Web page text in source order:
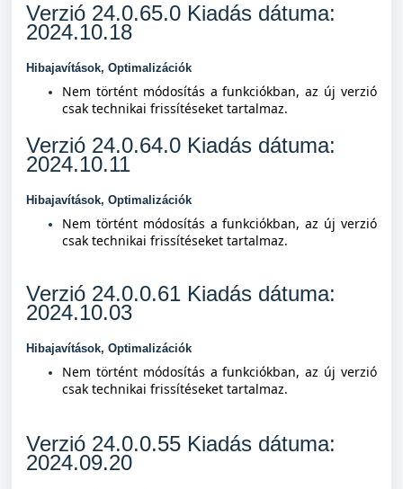
Verzió 24.0.65.0 Kiadás dátuma:
2024.10.18
Hibajavítások, Optimalizációk
Nem történt módosítás a funkciókban, az új verzió
csak technikai frissítéseket tartalmaz.
Verzió 24.0.64.0 Kiadás dátuma:
2024.10.11
Hibajavítások, Optimalizációk
Nem történt módosítás a funkciókban, az új verzió
csak technikai frissítéseket tartalmaz.
Verzió 24.0.0.61 Kiadás dátuma:
2024.10.03
Hibajavítások, Optimalizációk
Nem történt módosítás a funkciókban, az új verzió
csak technikai frissítéseket tartalmaz.
Verzió 24.0.0.55 Kiadás dátuma:
2024.09.20